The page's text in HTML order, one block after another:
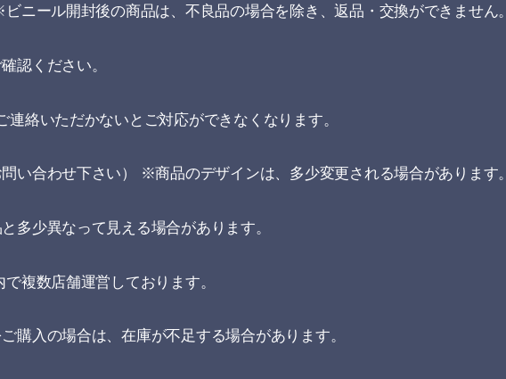
ニール開封後の商品は、不良品の場合を除き、返品・交換ができません。
認ください。
絡いただかないとご対応ができなくなります。
問い合わせ下さい） ※商品のデザインは、多少変更される場合があります。
多少異なって見える場合があります。
複数店舗運営しております。
購入の場合は、在庫が不足する場合があります。